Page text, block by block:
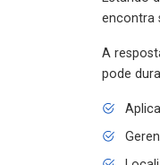
A
pode